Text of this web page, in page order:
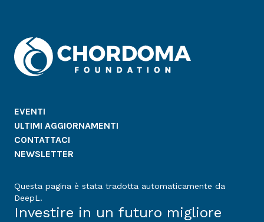
EVENTI
ULTIMI AGGIORNAMENTI
CONTATTACI
NEWSLETTER
Questa pagina è stata tradotta automaticamente da
DeepL.
Investire in un futuro migliore